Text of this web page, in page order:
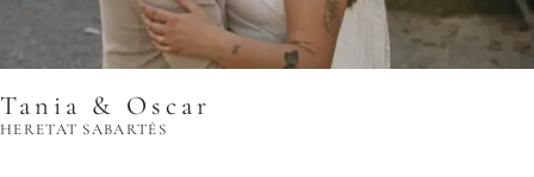
Tania & Oscar
HERETAT SABARTÉS